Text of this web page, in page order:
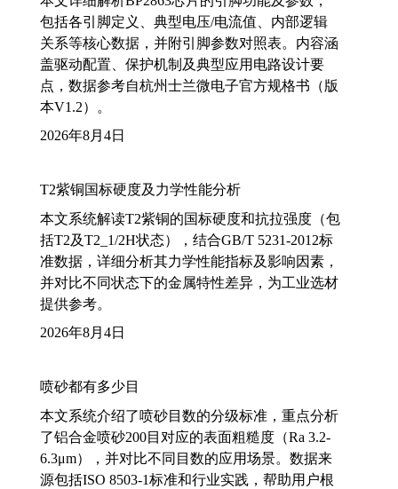
包括各引脚定义、典型电压/电流值、内部逻辑
关系等核心数据，并附引脚参数对照表。内容涵
盖驱动配置、保护机制及典型应用电路设计要
点，数据参考自杭州士兰微电子官方规格书（版
本V1.2）。
2026年8月4日
T2紫铜国标硬度及力学性能分析
本文系统解读T2紫铜的国标硬度和抗拉强度（包
括T2及T2_1/2H状态），结合GB/T 5231-2012标
准数据，详细分析其力学性能指标及影响因素，
并对比不同状态下的金属特性差异，为工业选材
提供参考。
2026年8月4日
喷砂都有多少目
本文系统介绍了喷砂目数的分级标准，重点分析
了铝合金喷砂200目对应的表面粗糙度（Ra 3.2-
6.3μm），并对比不同目数的应用场景。数据来
源包括ISO 8503-1标准和行业实践，帮助用户根